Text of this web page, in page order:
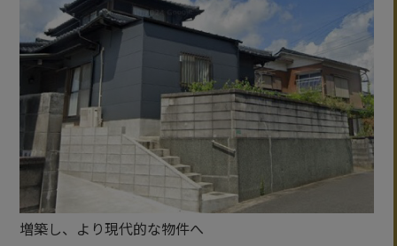
増築し、より現代的な物件へ